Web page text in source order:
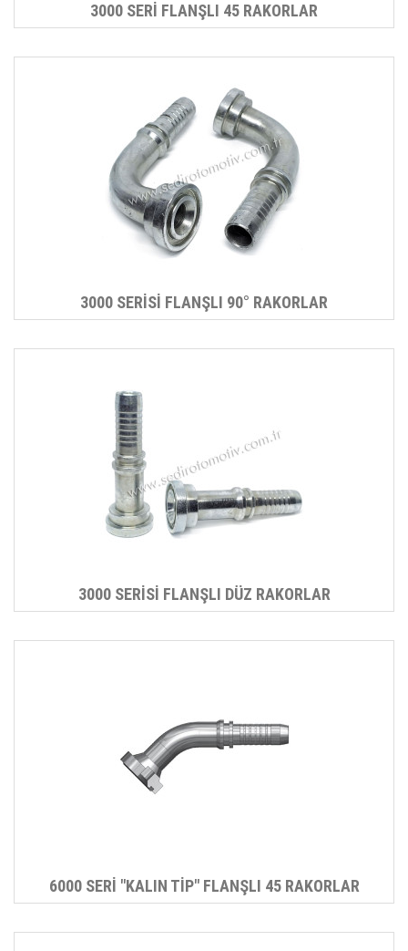
3000 SERİ FLANŞLI 45 RAKORLAR
3000 SERİSİ FLANŞLI 90° RAKORLAR
3000 SERİSİ FLANŞLI DÜZ RAKORLAR
6000 SERİ "KALIN TİP" FLANŞLI 45 RAKORLAR